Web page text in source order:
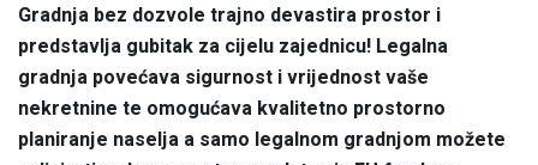
Gradnja bez dozvole trajno devastira prostor i
predstavlja gubitak za cijelu zajednicu! Legalna
gradnja povećava sigurnost i vrijednost vaše
nekretnine te omogućava kvalitetno prostorno
planiranje naselja a samo legalnom gradnjom možete